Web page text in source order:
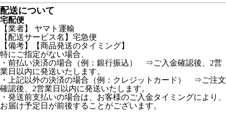
配送について
宅配便
【業者】 ヤマト運輸
【配送サービス名】宅急便
【備考】【商品発送のタイミング】
特にご指定がない場合、
・前払い決済の場合（例：銀行振込） ⇒ご入金確認後、2営
業日以内に発送いたします。
・上記以外の決済の場合（例：クレジットカード） ⇒ご注文
確認後、2営業日以内に発送いたします。
・発送前支払いの場合は、お客様のご入金タイミングにより、
お届け予定日が前後することがございます。